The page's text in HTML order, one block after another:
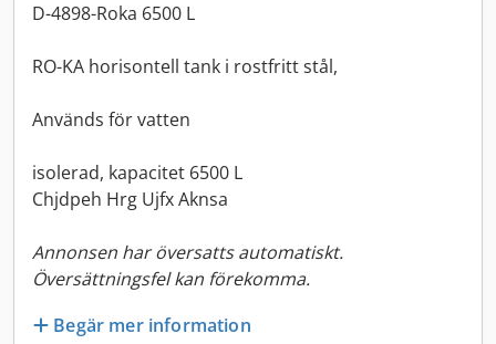
D-4898-Roka 6500 L
RO-KA horisontell tank i rostfritt stål,
Används för vatten
isolerad, kapacitet 6500 L
Chjdpeh Hrg Ujfx Aknsa
Annonsen har översatts automatiskt.
Översättningsfel kan förekomma.
Begär mer information